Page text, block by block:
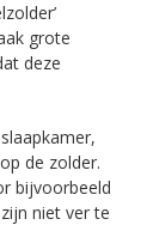
grote
deze
de zolder.
bijvoorbeeld
niet ver te